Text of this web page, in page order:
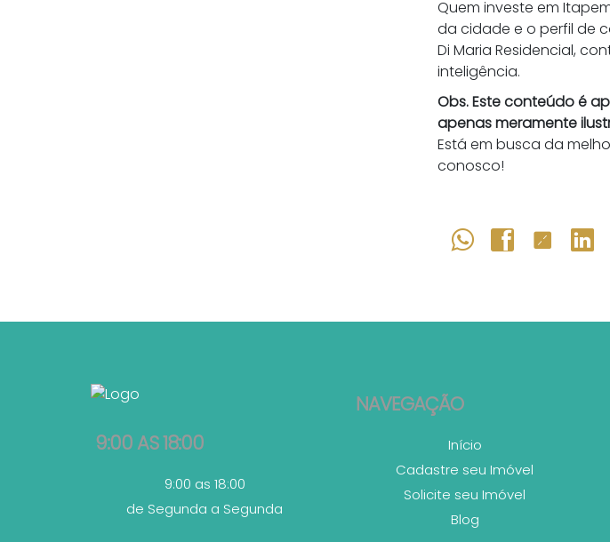
Quem investe em
da cidade e o perfil de
Di Maria Residencial,
inteligência.
Obs. Este conteúdo é
apenas meramente
Está em busca da
conosco!
9:00 AS 18:00
9:00 as 18:00
de Segunda a Segunda
NAVEGAÇÃO
Início
Cadastre seu Imóvel
Solicite seu Imóvel
Blog